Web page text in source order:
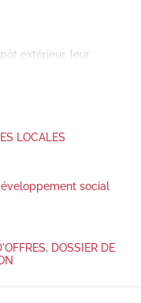
extérieur, leur
LOCALES
social
, DOSSIER DE